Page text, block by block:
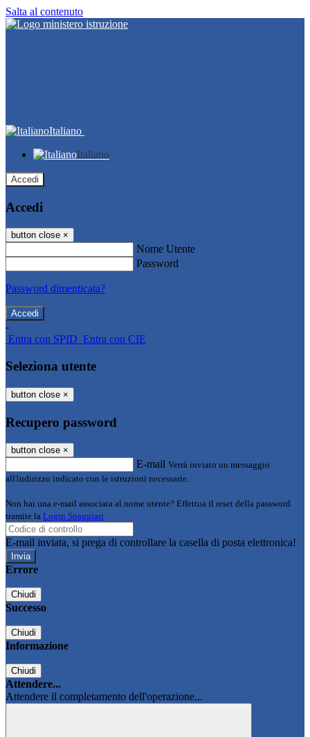
Salta al contenuto
Italiano
Italiano
Accedi
Accedi
button close ×
Nome Utente
Password
Password dimenticata?
-
Entra con SPID Entra con CIE
Seleziona utente
button close ×
Recupero password
button close ×
E-mail Verrà inviato un messaggio
all'indirizzo indicato con le istruzioni necessarie.
Non hai una e-mail associata al nome utente? Effettua il reset della password
tramite la Login Spaggiari
E-mail inviata, si prega di controllare la casella di posta elettronica!
Errore
Chiudi
Successo
Chiudi
Informazione
Chiudi
Attendere...
Attendere il completamento dell'operazione...